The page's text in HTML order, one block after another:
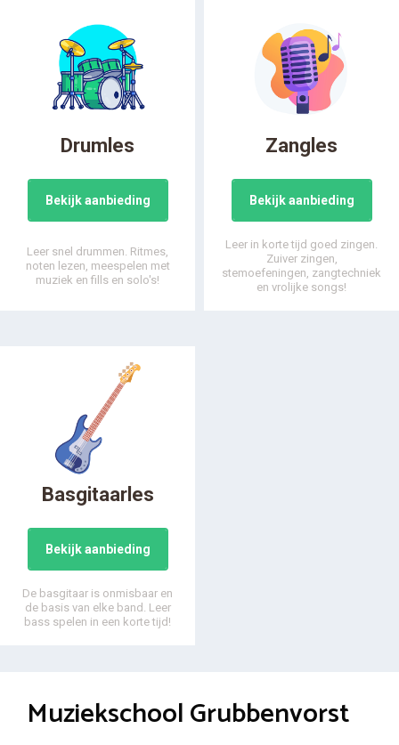
Drumles
Bekijk aanbieding
Leer snel drummen. Ritmes,
noten lezen, meespelen met
muziek en fills en solo's!
Zangles
Bekijk aanbieding
Leer in korte tijd goed zingen.
Zuiver zingen,
stemoefeningen, zangtechniek
en vrolijke songs!
Basgitaarles
Bekijk aanbieding
De basgitaar is onmisbaar en
de basis van elke band. Leer
bass spelen in een korte tijd!
Muziekschool Grubbenvorst